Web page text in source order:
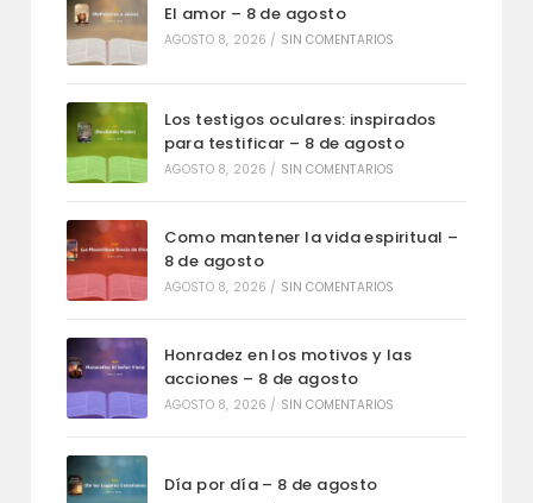
El amor – 8 de agosto
AGOSTO 8, 2026 / SIN COMENTARIOS
Los testigos oculares: inspirados
para testificar – 8 de agosto
AGOSTO 8, 2026 / SIN COMENTARIOS
Como mantener la vida espiritual –
8 de agosto
AGOSTO 8, 2026 / SIN COMENTARIOS
Honradez en los motivos y las
acciones – 8 de agosto
AGOSTO 8, 2026 / SIN COMENTARIOS
Día por día – 8 de agosto